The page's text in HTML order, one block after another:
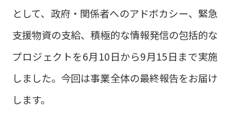
として、政府・関係者へのアドボカシー、緊急
支援物資の支給、積極的な情報発信の包括的な
プロジェクトを6月10日から9月15日まで実施
しました。今回は事業全体の最終報告をお届け
します。